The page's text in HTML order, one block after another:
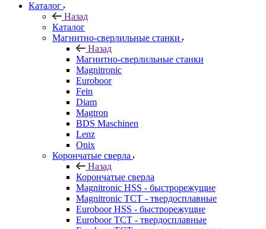
Каталог
Назад
Каталог
Магнитно-сверлильные станки
Назад
Магнитно-сверлильные станки
Magnitronic
Euroboor
Fein
Diam
Magtron
BDS Maschinen
Lenz
Onix
Корончатые сверла
Назад
Корончатые сверла
Magnitronic HSS - быстрорежущие
Magnitronic TCT - твердосплавные
Euroboor HSS - быстрорежущие
Euroboor TCT - твердосплавные